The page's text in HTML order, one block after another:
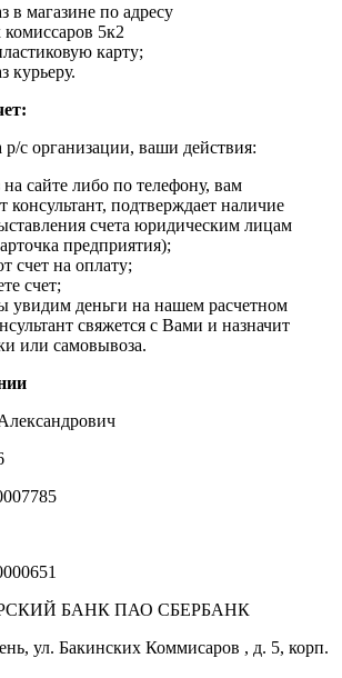
в магазине по адресу
5к2
карту;
курьеру.
р/с организации, ваши действия:
на сайте либо по телефону, вам
консультант, подтверждает наличие
счета юридическим лицам
предприятия);
счет на оплату;
счет;
увидим деньги на нашем расчетном
свяжется с Вами и назначит
или самовывоза.
БАНК ПАО СБЕРБАНК
ул. Бакинских Коммисаров , д. 5, корп.